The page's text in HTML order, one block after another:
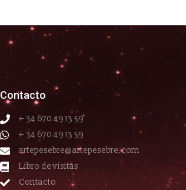
Contacto
+ 34 670 49 13 59
+ 34 670 49 13 59
artepesebre@artepesebre.com
Libro de visitas
Contacto